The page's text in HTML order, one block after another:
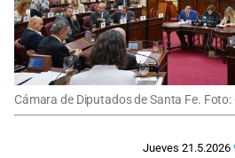
Cámara de Diputados de Santa Fe.
Jueves 21.5.2026